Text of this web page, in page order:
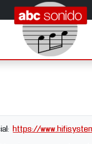
la página
https://